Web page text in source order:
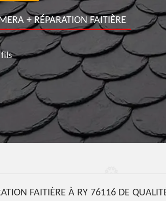
+ RÉPARATION FAITIÈRE
FAITIÈRE À RY 76116 DE